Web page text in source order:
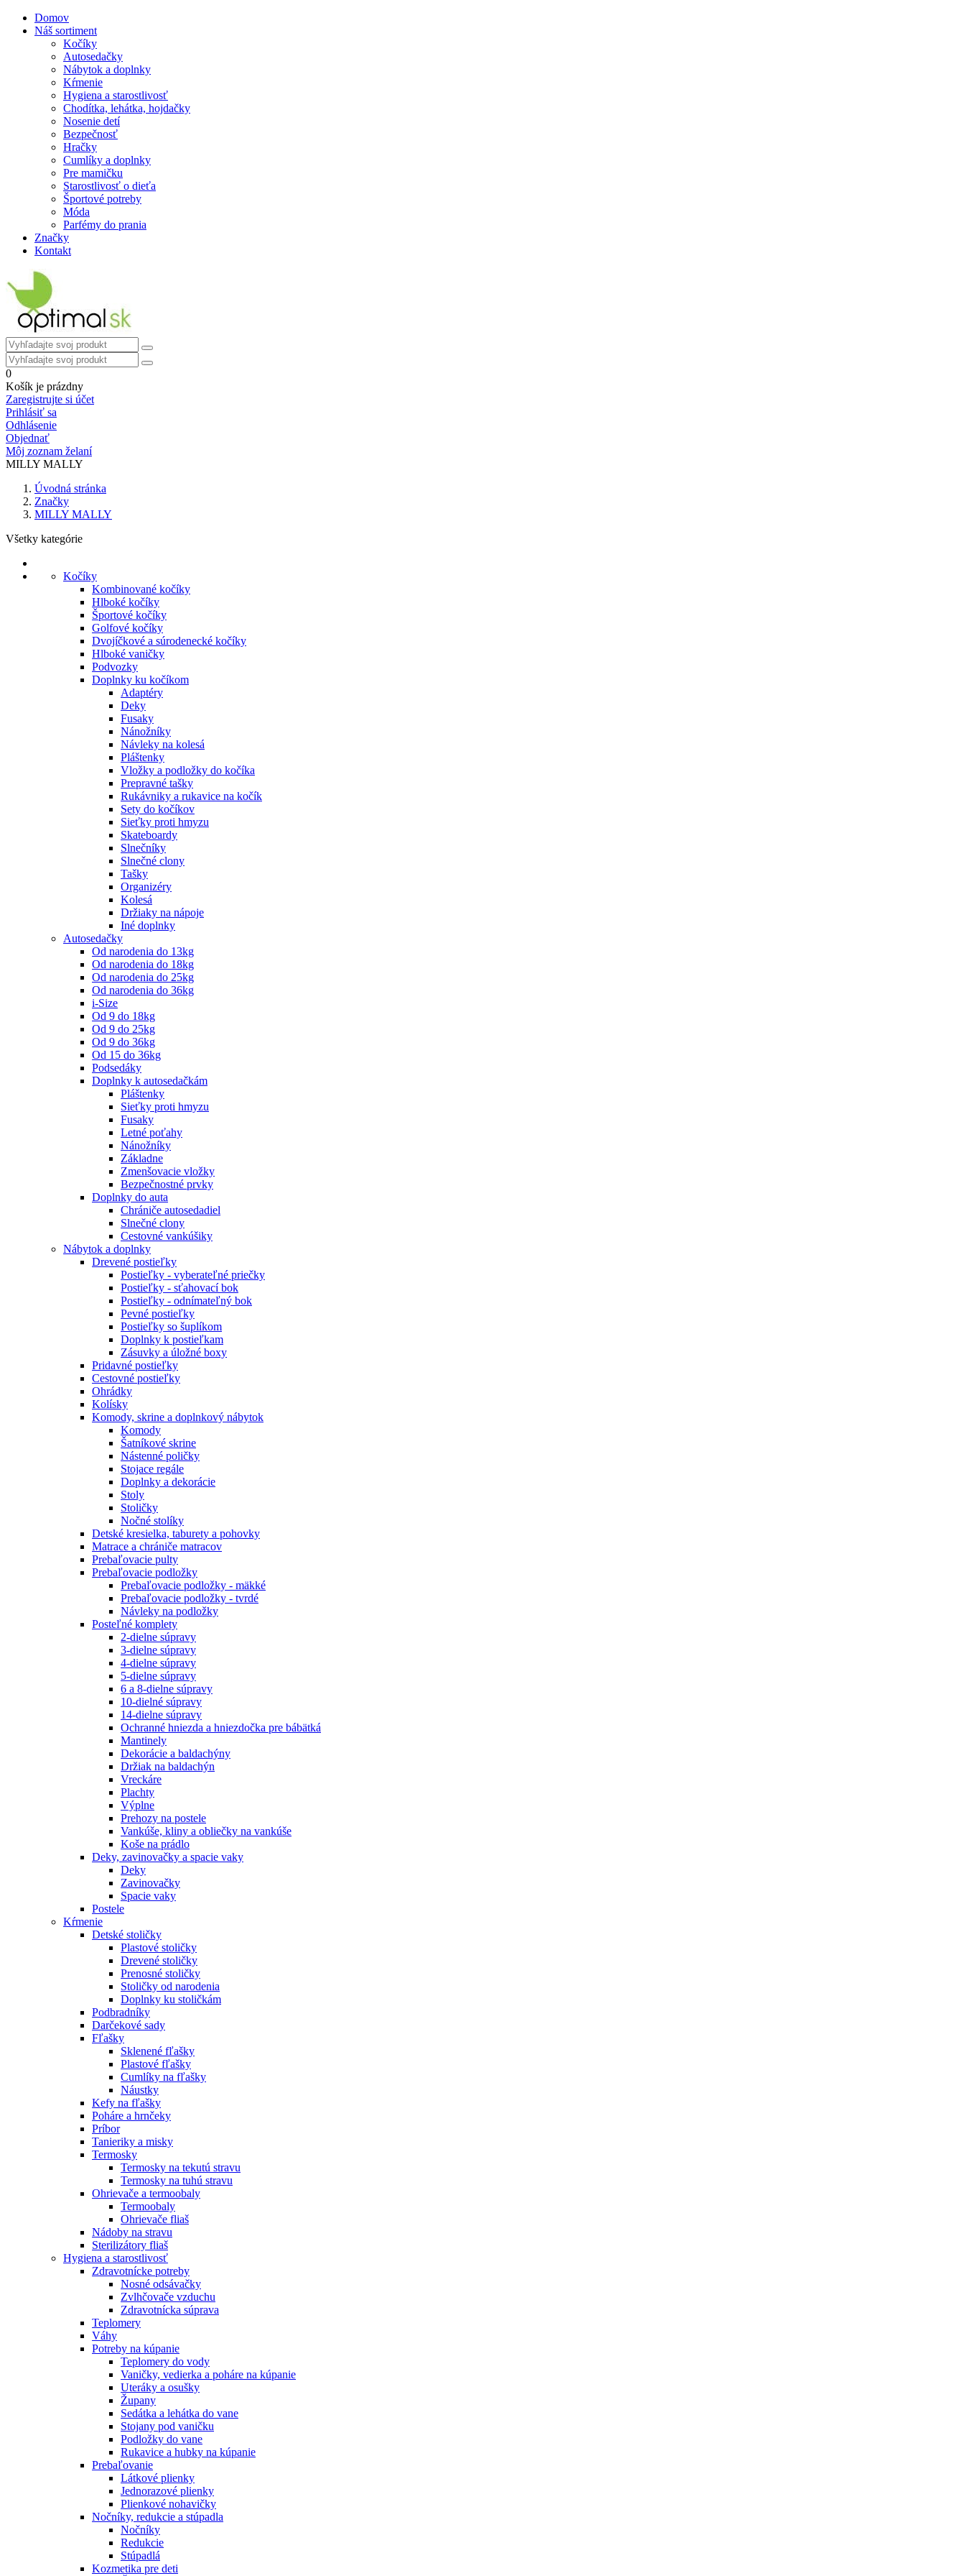
Domov
Náš sortiment
Kočíky
Autosedačky
Nábytok a doplnky
Kŕmenie
Hygiena a starostlivosť
Chodítka, lehátka, hojdačky
Nosenie detí
Bezpečnosť
Hračky
Cumlíky a doplnky
Pre mamičku
Starostlivosť o dieťa
Športové potreby
Móda
Parfémy do prania
Značky
Kontakt
0
Košík je prázdny
Zaregistrujte si účet
Prihlásiť sa
Odhlásenie
Objednať
Môj zoznam želaní
MILLY MALLY
Úvodná stránka
Značky
MILLY MALLY
Všetky kategórie
Kočíky
Kombinované kočíky
Hlboké kočíky
Športové kočíky
Golfové kočíky
Dvojíčkové a súrodenecké kočíky
Hlboké vaničky
Podvozky
Doplnky ku kočíkom
Adaptéry
Deky
Fusaky
Nánožníky
Návleky na kolesá
Pláštenky
Vložky a podložky do kočíka
Prepravné tašky
Rukávniky a rukavice na kočík
Sety do kočíkov
Sieťky proti hmyzu
Skateboardy
Slnečníky
Slnečné clony
Tašky
Organizéry
Kolesá
Držiaky na nápoje
Iné doplnky
Autosedačky
Od narodenia do 13kg
Od narodenia do 18kg
Od narodenia do 25kg
Od narodenia do 36kg
i-Size
Od 9 do 18kg
Od 9 do 25kg
Od 9 do 36kg
Od 15 do 36kg
Podsedáky
Doplnky k autosedačkám
Pláštenky
Sieťky proti hmyzu
Fusaky
Letné poťahy
Nánožníky
Základne
Zmenšovacie vložky
Bezpečnostné prvky
Doplnky do auta
Chrániče autosedadiel
Slnečné clony
Cestovné vankúšiky
Nábytok a doplnky
Drevené postieľky
Postieľky - vyberateľné priečky
Postieľky - sťahovací bok
Postieľky - odnímateľný bok
Pevné postieľky
Postieľky so šuplíkom
Doplnky k postieľkam
Zásuvky a úložné boxy
Pridavné postieľky
Cestovné postieľky
Ohrádky
Kolísky
Komody, skrine a doplnkový nábytok
Komody
Šatníkové skrine
Nástenné poličky
Stojace regále
Doplnky a dekorácie
Stoly
Stoličky
Nočné stolíky
Detské kresielka, taburety a pohovky
Matrace a chrániče matracov
Prebaľovacie pulty
Prebaľovacie podložky
Prebaľovacie podložky - mäkké
Prebaľovacie podložky - tvrdé
Návleky na podložky
Posteľné komplety
2-dielne súpravy
3-dielne súpravy
4-dielne súpravy
5-dielne súpravy
6 a 8-dielne súpravy
10-dielné súpravy
14-dielne súpravy
Ochranné hniezda a hniezdočka pre bábätká
Mantinely
Dekorácie a baldachýny
Držiak na baldachýn
Vreckáre
Plachty
Výplne
Prehozy na postele
Vankúše, kliny a obliečky na vankúše
Koše na prádlo
Deky, zavinovačky a spacie vaky
Deky
Zavinovačky
Spacie vaky
Postele
Kŕmenie
Detské stoličky
Plastové stoličky
Drevené stoličky
Prenosné stoličky
Stoličky od narodenia
Doplnky ku stoličkám
Podbradníky
Darčekové sady
Fľašky
Sklenené fľašky
Plastové fľašky
Cumlíky na fľašky
Náustky
Kefy na fľašky
Poháre a hrnčeky
Príbor
Tanieriky a misky
Termosky
Termosky na tekutú stravu
Termosky na tuhú stravu
Ohrievače a termoobaly
Termoobaly
Ohrievače fliaš
Nádoby na stravu
Sterilizátory fliaš
Hygiena a starostlivosť
Zdravotnícke potreby
Nosné odsávačky
Zvlhčovače vzduchu
Zdravotnícka súprava
Teplomery
Váhy
Potreby na kúpanie
Teplomery do vody
Vaničky, vedierka a poháre na kúpanie
Uteráky a osušky
Župany
Sedátka a lehátka do vane
Stojany pod vaničku
Podložky do vane
Rukavice a hubky na kúpanie
Prebaľovanie
Látkové plienky
Jednorazové plienky
Plienkové nohavičky
Nočníky, redukcie a stúpadla
Nočníky
Redukcie
Stúpadlá
Kozmetika pre deti